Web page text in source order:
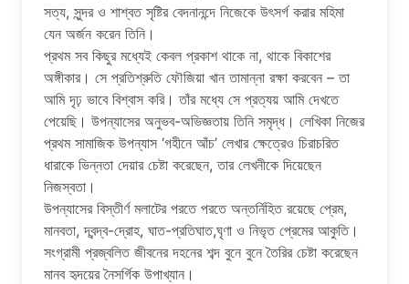
সত্য, সুন্দর ও শাশ্বত সৃষ্টির বেদনানন্দে নিজেকে উৎসর্গ করার মহিমা
যেন অর্জন করেন তিনি।
প্রথম সব কিছুর মধ্যেই কেবল প্রকাশ থাকে না, থাকে বিকাশের
অঙ্গীকার। সে প্রতিশ্রুতি ফৌজিয়া খান তামান্না রক্ষা করবেন – তা
আমি দৃঢ় ভাবে বিশ্বাস করি। তাঁর মধ্যে সে প্রত্যয় আমি দেখতে
পেয়েছি। উপন্যাসের অনুভব-অভিজ্ঞতায় তিনি সমৃদ্ধ। লেখিকা নিজের
প্রথম সামাজিক উপন্যাস ‘গহীনে আঁচ’ লেখার ক্ষেত্রেও চিরাচরিত
ধারাকে ভিন্নতা দেয়ার চেষ্টা করেছেন, তার লেখনীকে দিয়েছেন
নিজস্বতা।
উপন্যাসের বিস্তীর্ণ মলাটের পরতে পরতে অন্তর্নিহিত রয়েছে প্রেম,
মানবতা, দ্বন্দ্ব-দ্রোহ, ঘাত-প্রতিঘাত,ঘৃণা ও নিভৃত প্রেমের আকুতি।
সংগ্রামী প্রজ্বলিত জীবনের দহনের শব্দ বুনে বুনে তৈরির চেষ্টা করেছেন
মানব হৃদয়ের নৈসর্গিক উপাখ্যান।